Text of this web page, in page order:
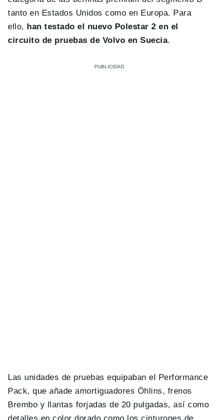
tanto en Estados Unidos como en Europa. Para
ello, han testado el nuevo Polestar 2 en el
circuito de pruebas de Volvo en Suecia.
Las unidades de pruebas equipaban el Performance
Pack, que añade amortiguadores Öhlins, frenos
Brembo y llantas forjadas de 20 pulgadas, así como